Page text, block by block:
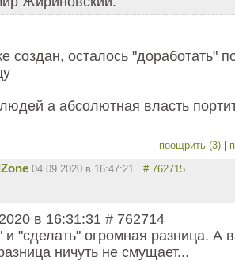
создан, осталось "доработать"
а абсолютная власть
поощрить (3)
04.09.2020 в 16:47:21 # 762715
в 16:31:31 # 762714
и "сделать" огромная разница. А
ничуть не смущает...